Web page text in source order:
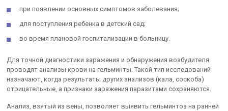
при появлении основных симптомов заболевания;
для поступления ребенка в детский сад;
во время плановой госпитализации в больницу.
Для точной диагностики заражения и обнаружения возбудителя
проводят анализы крови на гельминты. Такой тип исследований
назначают, когда результаты других анализов (кала, соскоба)
отрицательные, а признаки заражения паразитами сохраняются.
Анализ, взятый из вены, позволяет выявить гельминтоз на ранней